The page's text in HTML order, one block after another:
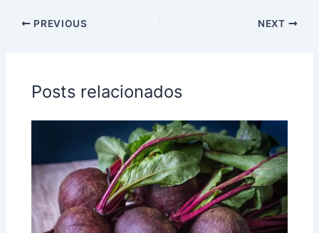
PREVIOUS NEXT
Posts relacionados